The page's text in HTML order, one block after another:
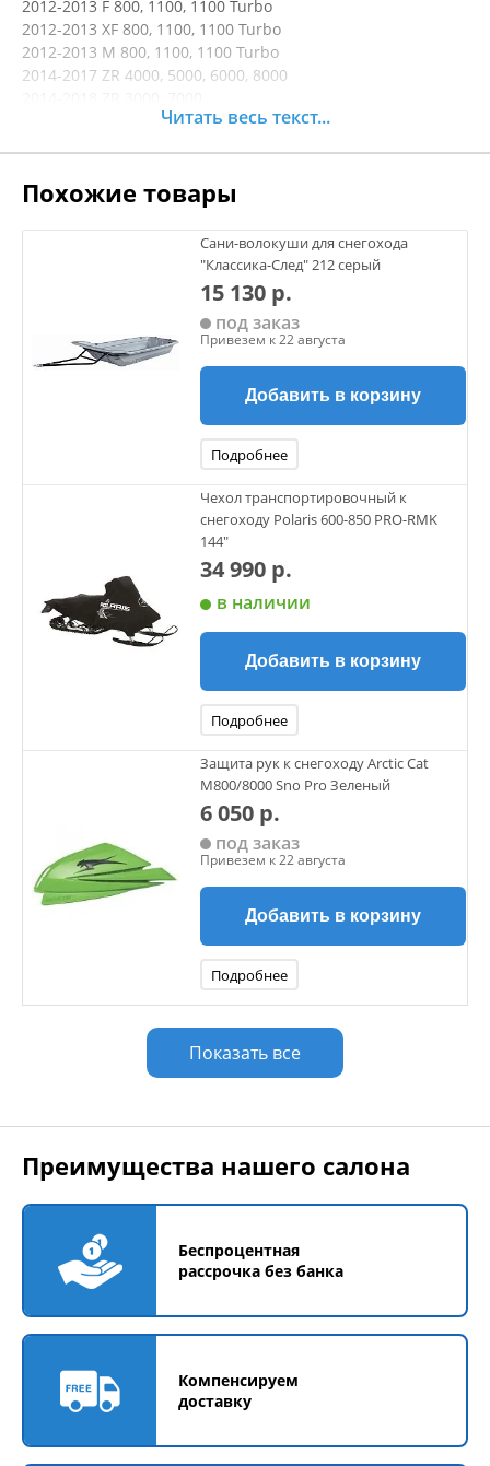
2012-2013 F 800, 1100, 1100 Turbo
2012-2013 XF 800, 1100, 1100 Turbo
2012-2013 M 800, 1100, 1100 Turbo
2014-2017 ZR 4000, 5000, 6000, 8000
2014- 2016 ZR 9000
2014-2016 XF 9000
2014-2017 M 6000, 7000, 8000
2014-2016 M
9000-2018 Pantera 3000, 7000
2016-2017 Bearcat 3000 Lt
(Кроме Pantera XT, 2017-2018 9000 и 2018 4000, 5000, 6000,
Читать весь текст...
Похожие товары
Сани-волокуши для снегохода
"Классика-След" 212 серый
15 130 р.
под заказ
Привезем к 22 августа
Добавить в корзину
Подробнее
Чехол транспортировочный к
снегоходу Polaris 600-850 PRO-RMK
144"
34 990 р.
в наличии
Добавить в корзину
Подробнее
Защита рук к снегоходу Arctic Cat
M800/8000 Sno Pro Зеленый
6 050 р.
под заказ
Привезем к 22 августа
Добавить в корзину
Подробнее
Показать все
Преимущества нашего салона
Беспроцентная
рассрочка без банка
Компенсируем
доставку